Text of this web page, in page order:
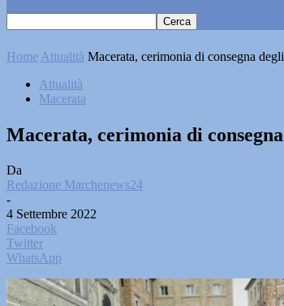
Home Attualità Macerata, cerimonia di consegna
Attualità
Macerata
Macerata, cerimonia di
Da
Redazione Marchenews24
-
4 Settembre 2022
Facebook
Twitter
WhatsApp